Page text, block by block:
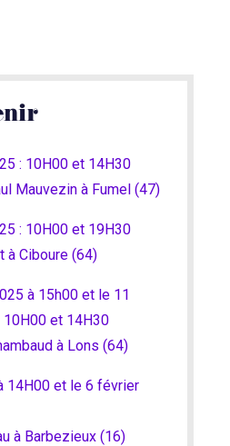
: 10H00 et 14H30
Mauvezin à Fumel (47)
: 10H00 et 19H30
à Ciboure (64)
à 15h00 et le 11
et 14H30
à Lons (64)
14H00 et le 6 février
à Barbezieux (16)